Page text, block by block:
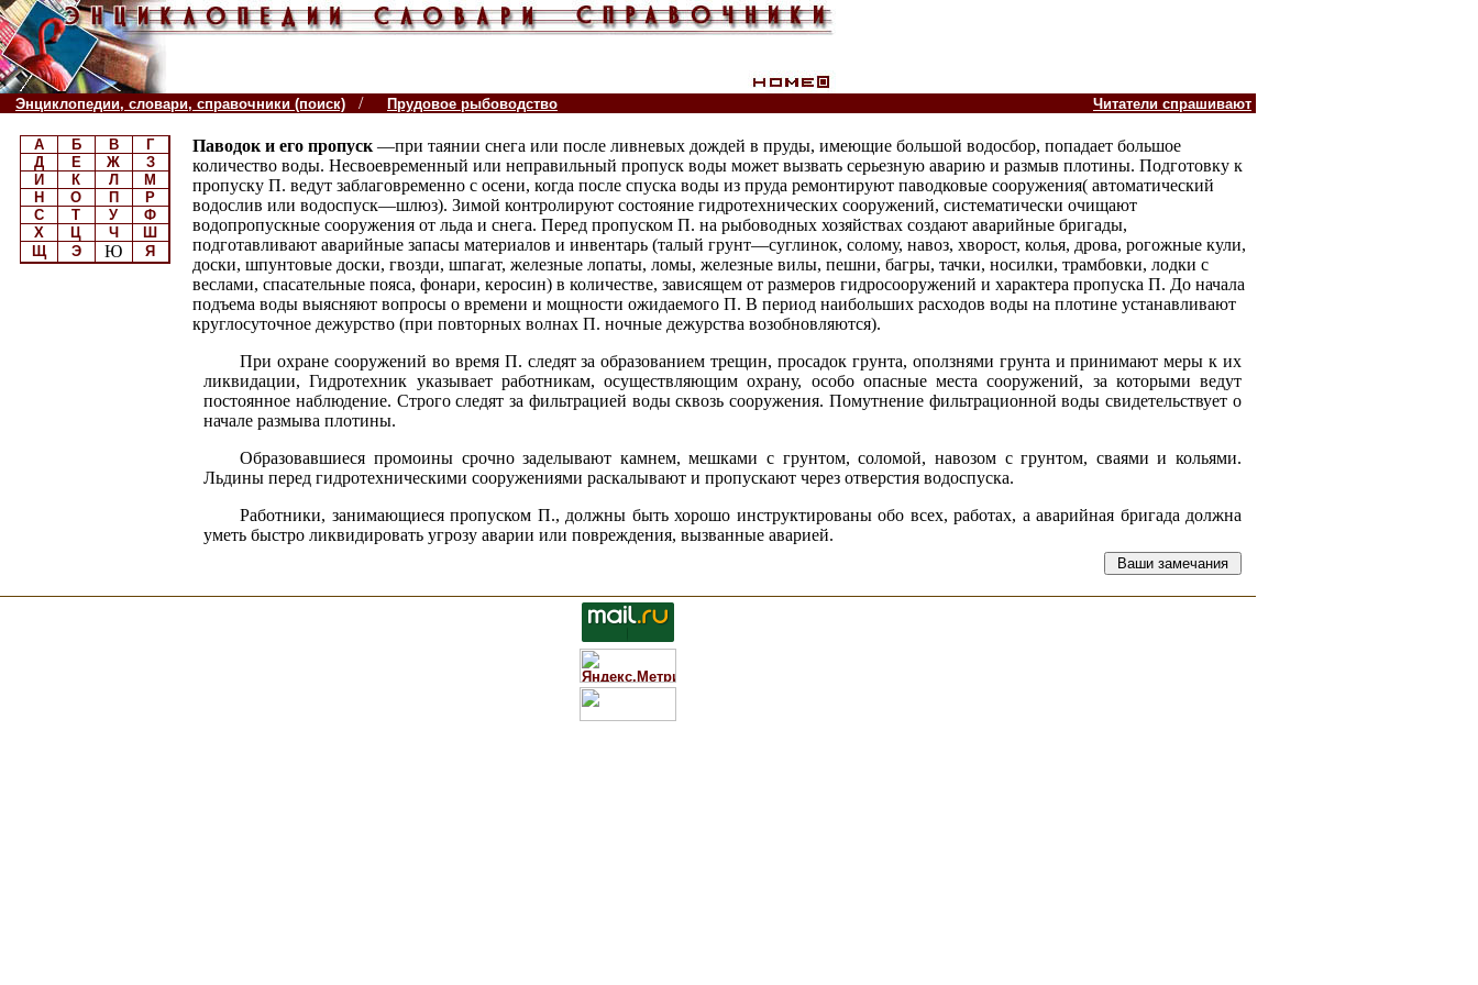
Энциклопедии, словари, справочники (поиск) / Прудовое рыбоводство Читатели спрашивают
А Б В
Г
Д
Е Ж
З
И
К Л
М
Н
О П
Р
С
Т У
Ф
Х
Ц Ч
Ш
Щ
Э Ю Я
Паводок и его пропуск —при таянии снега или после ливневых дождей в пруды, имеющие большой водосбор, попадает большое
количество воды. Несвоевременный или неправильный пропуск воды может вызвать серьезную аварию и размыв плотины. Подготовку к
пропуску П. ведут заблаговременно с осени, когда после спуска воды из пруда ремонтируют паводковые сооружения( автоматический
водослив или водоспуск—шлюз). Зимой контролируют состояние гидротехнических сооружений, систематически очищают
водопропускные сооружения от льда и снега. Перед пропуском П. на рыбоводных хозяйствах создают аварийные бригады,
подготавливают аварийные запасы материалов и инвентарь (талый грунт—суглинок, солому, навоз, хворост, колья, дрова, рогожные кули,
доски, шпунтовые доски, гвозди, шпагат, железные лопаты, ломы, железные вилы, пешни, багры, тачки, носилки, трамбовки, лодки с
веслами, спасательные пояса, фонари, керосин) в количестве, зависящем от размеров гидросооружений и характера пропуска П. До начала
подъема воды выясняют вопросы о времени и мощности ожидаемого П. В период наибольших расходов воды на плотине устанавливают
круглосуточное дежурство (при повторных волнах П. ночные дежурства возобновляются).
При охране сооружений во время П. следят за образованием трещин, просадок грунта, оползнями грунта и принимают меры к их
ликвидации, Гидротехник указывает работникам, осуществляющим охрану, особо опасные места сооружений, за которыми ведут
постоянное наблюдение. Строго следят за фильтрацией воды сквозь сооружения. Помутнение фильтрационной воды свидетельствует о
начале размыва плотины.
Образовавшиеся промоины срочно заделывают камнем, мешками с грунтом, соломой, навозом с грунтом, сваями и кольями.
Льдины перед гидротехническими сооружениями раскалывают и пропускают через отверстия водоспуска.
Работники, занимающиеся пропуском П., должны быть хорошо инструктированы обо всех, работах, а аварийная бригада должна
уметь быстро ликвидировать угрозу аварии или повреждения, вызванные аварией.